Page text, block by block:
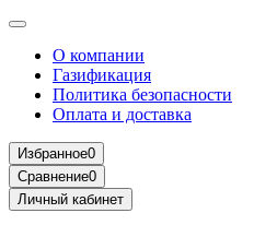
О компании
Газификация
Политика безопасности
Оплата и доставка
Избранное0
Сравнение0
Личный кабинет